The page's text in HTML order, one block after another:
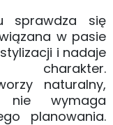
sprawdza się
w pasie
i nadaje
naturalny,
nie wymaga
planowania.